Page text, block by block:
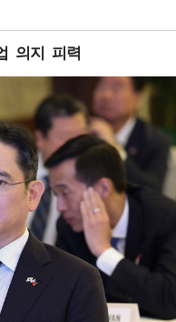
의지 피력